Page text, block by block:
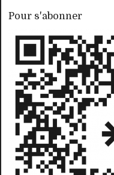
Pour s'abonner